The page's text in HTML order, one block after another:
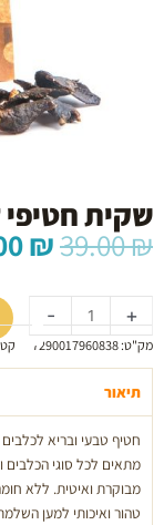
שקית חטיפי
39.00₪
היה:
₪.
₪
-
של
שקית
חטיפי
לב
מיובשות
70
גר'
+
מק"ט:7290017960838
תיאור
חטיף טבעי ובריא
מתאים לכל סוגי הכלבים
מבוקרת ואיטית. ללא
טהור ואיכותי למען